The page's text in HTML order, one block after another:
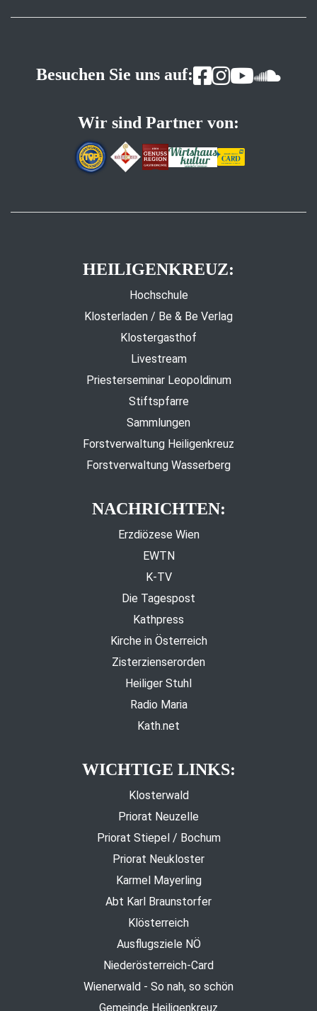
Besuchen Sie uns auf:
Wir sind Partner von:
HEILIGENKREUZ:
Hochschule
Klosterladen / Be & Be Verlag
Klostergasthof
Livestream
Priesterseminar Leopoldinum
Stiftspfarre
Sammlungen
Forstverwaltung Heiligenkreuz
Forstverwaltung Wasserberg
NACHRICHTEN:
Erzdiözese Wien
EWTN
K-TV
Die Tagespost
Kathpress
Kirche in Österreich
Zisterzienserorden
Heiliger Stuhl
Radio Maria
Kath.net
WICHTIGE LINKS:
Klosterwald
Priorat Neuzelle
Priorat Stiepel / Bochum
Priorat Neukloster
Karmel Mayerling
Abt Karl Braunstorfer
Klösterreich
Ausflugsziele NÖ
Niederösterreich-Card
Wienerwald - So nah, so schön
Gemeinde Heiligenkreuz